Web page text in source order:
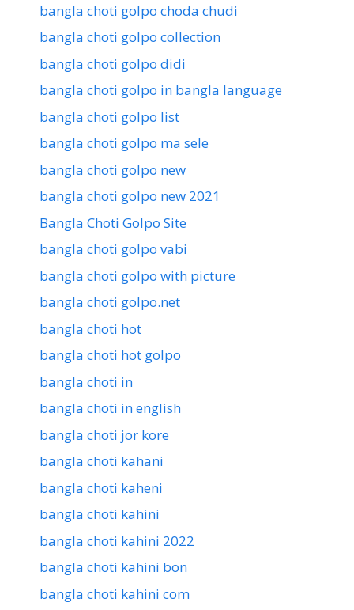
bangla choti golpo choda chudi
bangla choti golpo collection
bangla choti golpo didi
bangla choti golpo in bangla language
bangla choti golpo list
bangla choti golpo ma sele
bangla choti golpo new
bangla choti golpo new 2021
Bangla Choti Golpo Site
bangla choti golpo vabi
bangla choti golpo with picture
bangla choti golpo.net
bangla choti hot
bangla choti hot golpo
bangla choti in
bangla choti in english
bangla choti jor kore
bangla choti kahani
bangla choti kaheni
bangla choti kahini
bangla choti kahini 2022
bangla choti kahini bon
bangla choti kahini com